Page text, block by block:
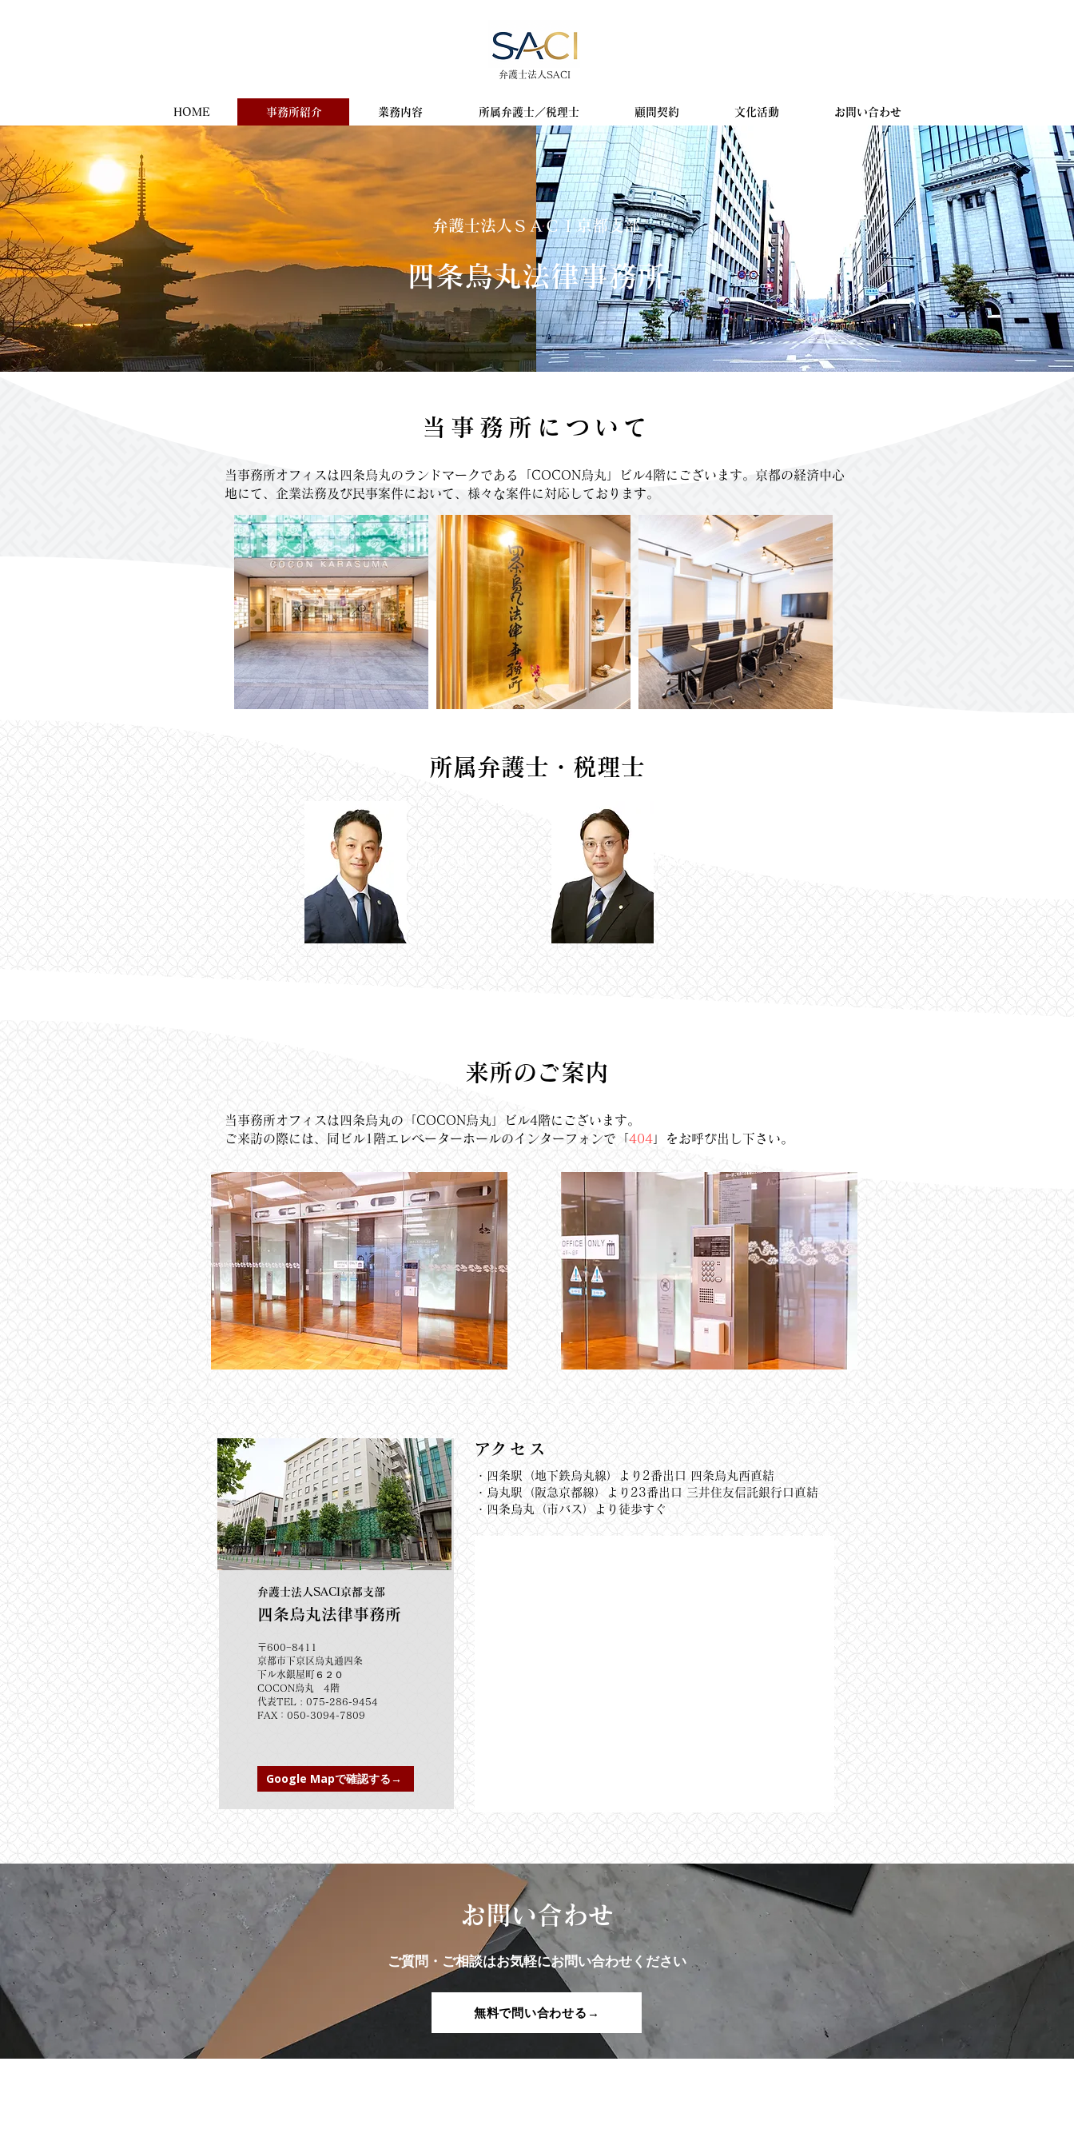
​​弁護士法人SACI
HOME 事務所紹介 業務内容 所属弁護士／税理士 顧問契約 文化活動 お問い合わせ
弁護士法人ＳＡＣＩ京都支部
​四条烏丸法律事務所
当事務所について
当事務所オフィスは四条烏丸のランドマークである「COCON烏丸」ビル4階にございます。京都の経済中心
地にて、企業法務及び民事案件において、様々な案件に対応しております。
​所属弁護士・税理士
弁護士
石井 一旭 脇坂 朋
Tomo Wakisaka
来所のご案内
当事務所オフィスは四条烏丸の「COCON烏丸」ビル4階にございます。
ご来訪の際には、同ビル1階エレベーターホールのインターフォンで「 404」をお呼び出し下さい。​​
弁護士法人SACI京都支部
四条烏丸法律事務所
〒600−8411
京都市下京区烏丸通四条
下ル水銀屋町６２０
COCON烏丸 4階
代表TEL : 075-286-9454
FAX：050-3094-7809
Google Mapで確認する→
​アクセス
・四条駅（地下鉄烏丸線）より 2番出口 四条烏丸西直結
・烏丸駅（阪急京都線）より23番出口 三井住友信託銀行口直結​​
・四条烏丸（市バス）より​徒歩すぐ
お問い合わせ
ご質問・ご相談はお気軽にお問い合わせください
無料で問い合わせる→